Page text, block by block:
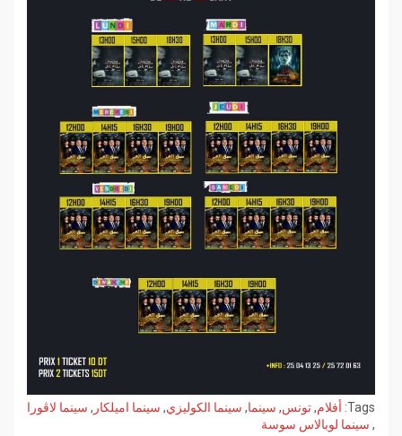
Tags: أفلام,تونس, سينما, سينما الكوليزي, سينما اميلكار , سينما لاڨورا
, سينما لوبالاس سوسة